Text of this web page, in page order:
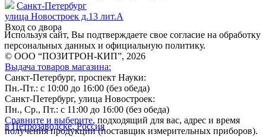
Санкт-Петербург
улица Новостроек д.13 лит.А
Вход со двора
Используя сайт, Вы подтверждаете свое согласие на обработку
персональных данных и официальную политику.
© ООО “ПОЗИТРОН-КИП”, 2026
Выдача товаров магазина:
Санкт-Петербург, проспект Науки:
Пн.-Пт.: с 10:00 до 16:00 (без обеда)
Санкт-Петербург, улица Новостроек:
Пн., Ср., Пт.: с 11:00 до 16:00 (без обеда)
Сравните и выберите, подходящий для вас, адрес и время
получения продукции (поставщик измерительных приборов).
в Петрозаводске, Россия